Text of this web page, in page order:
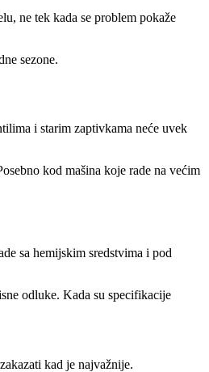
ne tek kada se problem pokaže
sezone.
i starim zaptivkama neće uvek
kod mašina koje rade na većim
sa hemijskim sredstvima i pod
odluke. Kada su specifikacije
kad je najvažnije.